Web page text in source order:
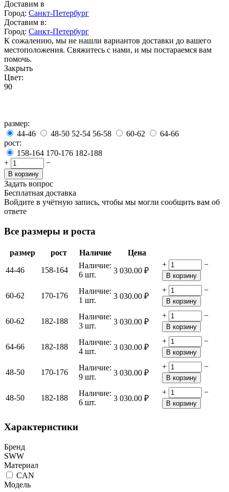
Доставим в
Город: Санкт-Петербург
Доставим в:
Город: Санкт-Петербург
К сожалению, мы не нашли вариантов доставки до вашего
местоположения. Свяжитесь с нами, и мы постараемся вам
помочь.
Закрыть
Цвет:
90
размер:
44-46
48-50 52-54 56-58 60-62
64-66
рост:
158-164 170-176 182-188
+
−
В корзину
Задать вопрос
Бесплатная доставка
Войдите в учётную запись, чтобы мы могли сообщить вам об
ответе
Все размеры и роста
размер рост Наличие
Цена
44-46
158-164
Наличие:
6 шт.
3 030.00 ₽
+ −
В корзину
60-62 170-176
Наличие:
1 шт.
3 030.00 ₽
+ −
В корзину
60-62 182-188
Наличие:
3 шт.
3 030.00 ₽
+ −
В корзину
64-66 182-188
Наличие:
4 шт.
3 030.00 ₽
+ −
В корзину
48-50 170-176
Наличие:
9 шт.
3 030.00 ₽
+ −
В корзину
48-50 182-188
Наличие:
6 шт.
3 030.00 ₽
+ −
В корзину
Характеристики
Бренд
SWW
Материал
CAN
Модель